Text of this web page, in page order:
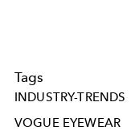
Tags
INDUSTRY-TRENDS
VOGUE EYEWEAR